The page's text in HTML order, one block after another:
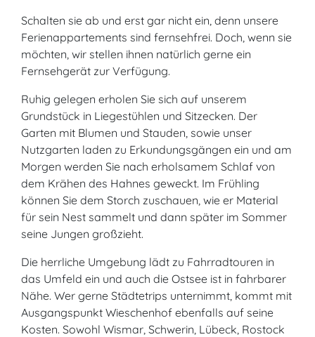
Schalten sie ab und erst gar nicht ein, denn unsere
Ferienappartements sind fernsehfrei. Doch, wenn sie
möchten, wir stellen ihnen natürlich gerne ein
Fernsehgerät zur Verfügung.
Ruhig gelegen erholen Sie sich auf unserem
Grundstück in Liegestühlen und Sitzecken. Der
Garten mit Blumen und Stauden, sowie unser
Nutzgarten laden zu Erkundungsgängen ein und am
Morgen werden Sie nach erholsamem Schlaf von
dem Krähen des Hahnes geweckt. Im Frühling
können Sie dem Storch zuschauen, wie er Material
für sein Nest sammelt und dann später im Sommer
seine Jungen großzieht.
Die herrliche Umgebung lädt zu Fahrradtouren in
das Umfeld ein und auch die Ostsee ist in fahrbarer
Nähe. Wer gerne Städtetrips unternimmt, kommt mit
Ausgangspunkt Wieschenhof ebenfalls auf seine
Kosten. Sowohl Wismar, Schwerin, Lübeck, Rostock